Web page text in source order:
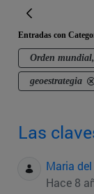
Entradas con
Orden
geoestrategia
Las
Maria
Hace 8